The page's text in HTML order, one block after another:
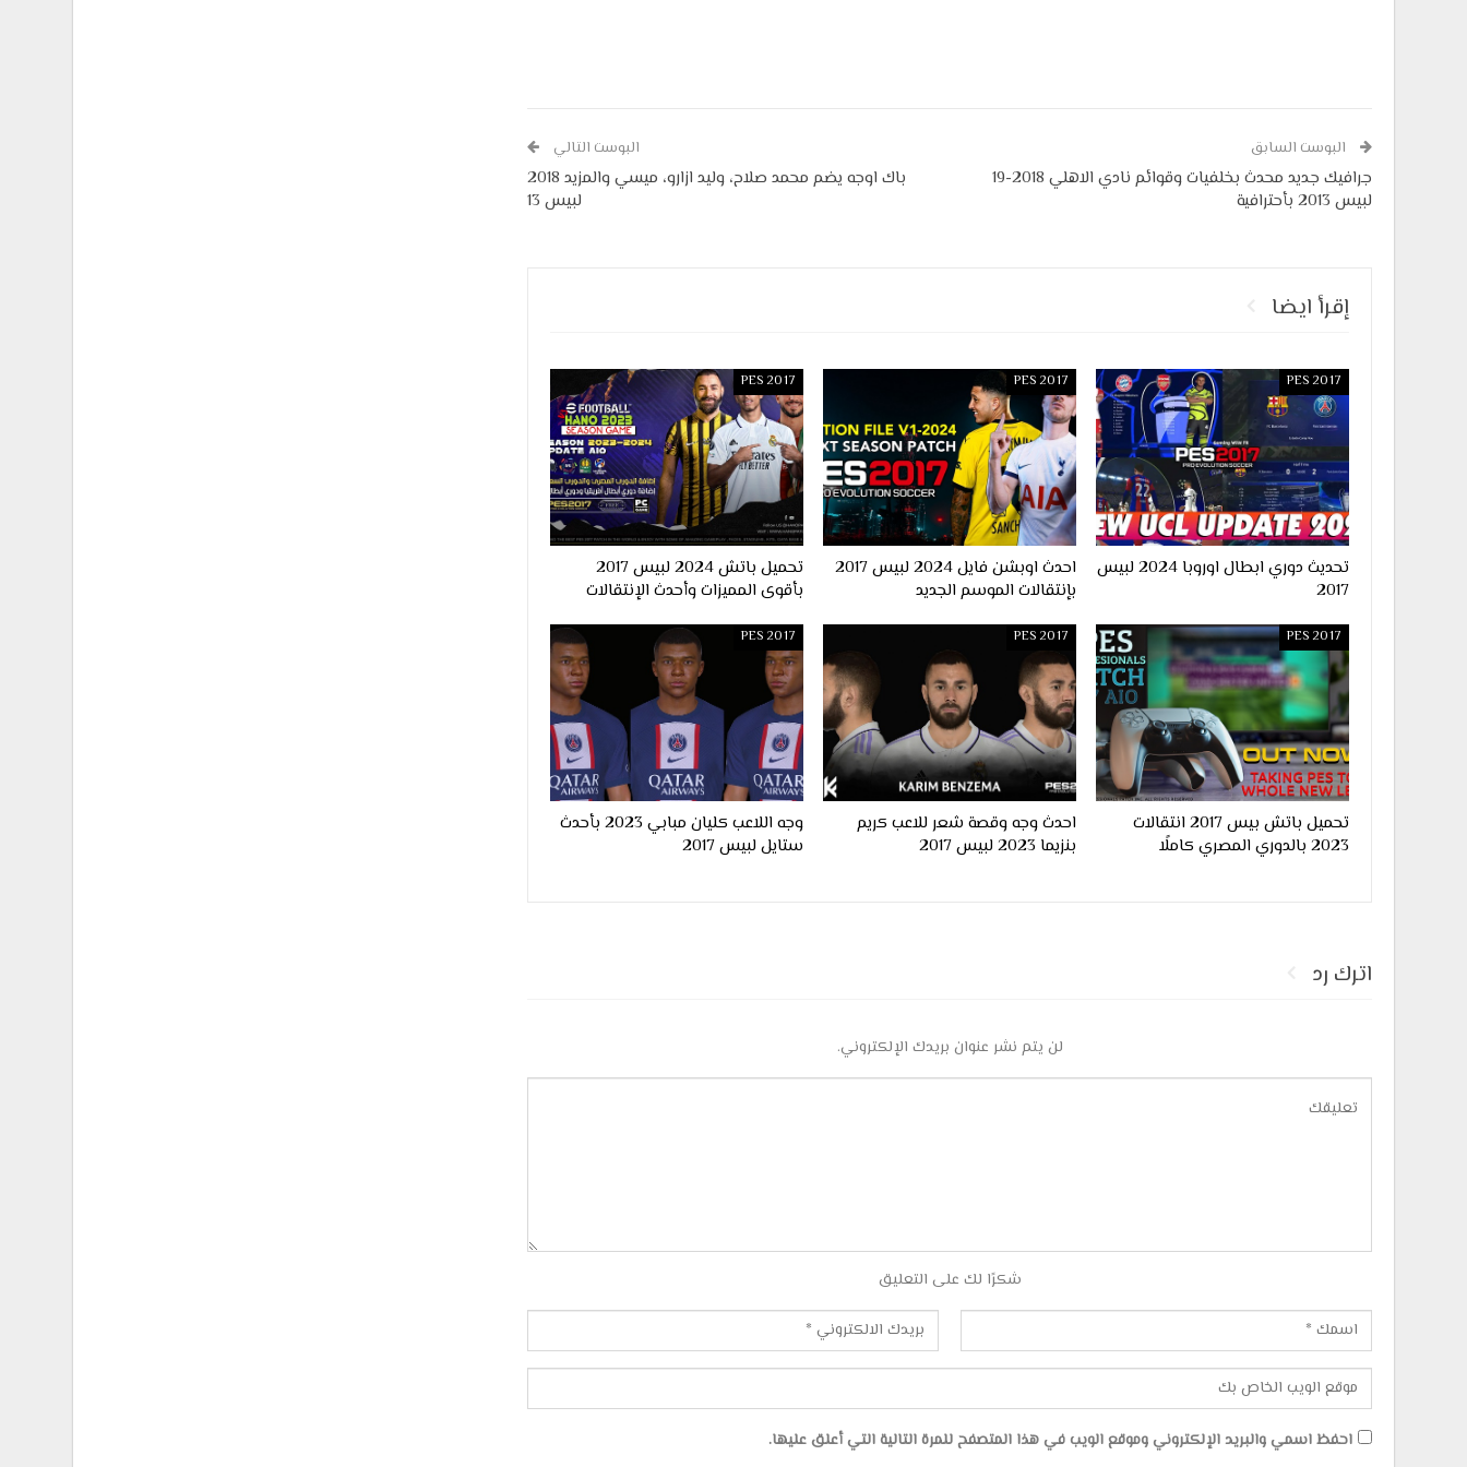
البوست السابق
جرافيك جديد محدث بخلفيات وقوائم نادي الاهلي 2018-19
لبيس 2013 بأحترافية
البوست التالي
باك اوجه يضم محمد صلاح، وليد ازارو، ميسي والمزيد 2018
لبيس 13
إقرأ ايضا
PES 2017
تحديث دوري ابطال اوروبا 2024 لبيس
2017
PES 2017
احدث اوبشن فايل 2024 لبيس 2017
بإنتقالات الموسم الجديد
PES 2017
تحميل باتش 2024 لبيس 2017
بأقوى المميزات وأحدث الإنتقالات
PES 2017
تحميل باتش بيس 2017 انتقالات
2023 بالدوري المصري كاملًا
PES 2017
احدث وجه وقصة شعر للاعب كريم
بنزيما 2023 لبيس 2017
PES 2017
وجه اللاعب كليان مبابي 2023 بأحدث
ستايل لبيس 2017
اترك رد
لن يتم نشر عنوان بريدك الإلكتروني.
شكرًا لك على التعليق
احفظ اسمي والبريد الإلكتروني وموقع الويب في هذا المتصفح للمرة التالية التي أعلق عليها.